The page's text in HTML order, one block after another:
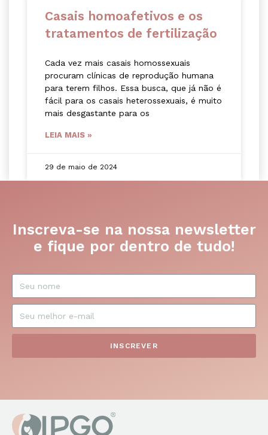
Casais homoafetivos e os
tratamentos de fertilização
Cada vez mais casais homossexuais
procuram clínicas de reprodução humana
para terem filhos. Essa busca, que já não é
fácil para os casais heterossexuais, é muito
mais desgastante para os
LEIA MAIS »
29 de maio de 2024
Inscreva-se na nossa newsletter
e fique por dentro de tudo!
INSCREVER